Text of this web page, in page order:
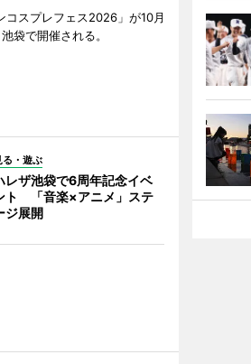
コスプレフェス2026」が10月
袋で開催される。
る・遊ぶ
レザ池袋で6周年記念イベ
ト 「音楽×アニメ」ステ
ジ展開